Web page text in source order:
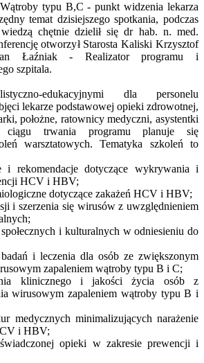
typu B,C - punkt widzenia lekarza
temat dzisiejszego spotkania, podczas
chętnie dzielił się dr hab. n. med.
otworzył Starosta Kaliski Krzysztof
Łaźniak - Realizator programu i
szpitala.
edukacyjnymi dla personelu
lekarze podstawowej opieki zdrowotnej,
położne, ratownicy medyczni, asystentki
ciągu trwania programu planuje się
warsztatowych. Tematyka szkoleń to
i rekomendacje dotyczące wykrywania i
HCV i HBV;
dotyczące zakażeń HCV i HBV;
i szerzenia się wirusów z uwzględnieniem
i kulturalnych w odniesieniu do
i leczenia dla osób ze zwiększonym
zapaleniem wątroby typu B i C;
klinicznego i jakości życia osób z
wirusowym zapaleniem wątroby typu B i
medycznych minimalizujących narażenie
i HBV;
opieki w zakresie prewencji i